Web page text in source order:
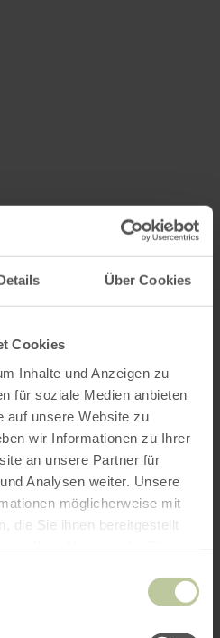
Über Cookies
Cookies
Inhalte und Anzeigen zu
für soziale Medien anbieten
auf unsere Website zu
wir Informationen zu Ihrer
an unsere Partner für
Analysen weiter. Unsere
möglicherweise mit
die Sie ihnen bereitgestellt